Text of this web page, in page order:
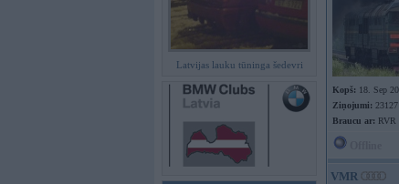
Latvijas lauku tūninga šedevri
Kopš: 18. Sep
Ziņojumi: 23127
Braucu ar: RVR
VMR